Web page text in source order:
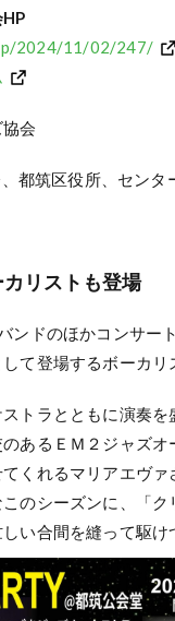
2024/11/02/247/
会
都筑区役所、センタ
リストも登場
ンドのほかコンサー
て登場するボーカリ
トラとともに演奏を
あるＥＭ２ジャズオ
くれるマリアエヴァ
のシーズンに、「ク
い合間を縫って駆け